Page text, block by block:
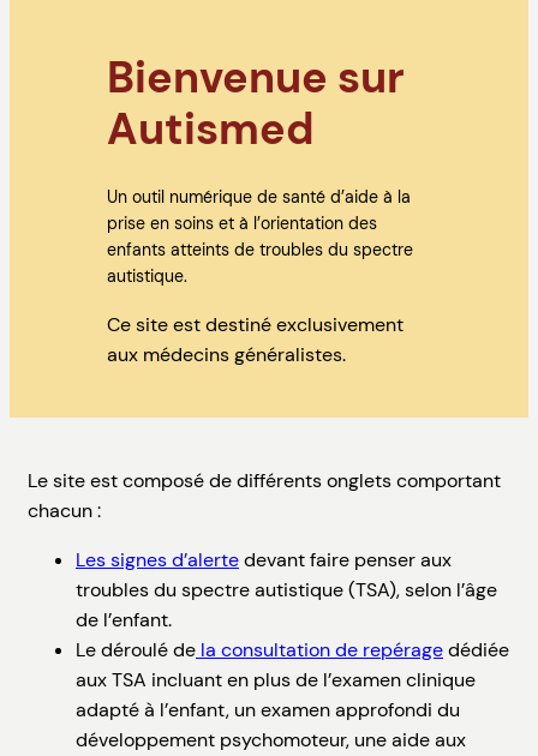
Bienvenue sur
Autismed
Un outil numérique de santé d’aide à la
prise en soins et à l’orientation des
enfants atteints de troubles du spectre
autistique.
Ce site est destiné exclusivement
aux médecins généralistes.
Le site est composé de différents onglets comportant
chacun :
Les signes d’alertedevant faire penser aux
troubles du spectre autistique (TSA), selon l’âge
de l’enfant.
Le déroulé de la consultation de repéragedédiée
aux TSA incluant en plus de l’examen clinique
adapté à l’enfant, un examen approfondi du
développement psychomoteur, une aide aux